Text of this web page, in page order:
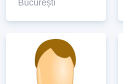
București